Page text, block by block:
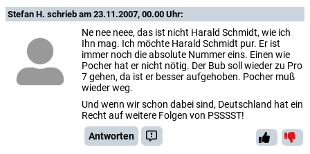
Stefan H. schrieb am 23.11.2007, 00.00 Uhr:
Ne nee neee, das ist nicht Harald Schmidt, wie ich
Ihn mag. Ich möchte Harald Schmidt pur. Er ist
immer noch die absolute Nummer eins. Einen wie
Pocher hat er nicht nötig. Der Bub soll wieder zu Pro
7 gehen, da ist er besser aufgehoben. Pocher muß
wieder weg.
Und wenn wir schon dabei sind, Deutschland hat ein
Recht auf weitere Folgen von PSSSST!
Antworten